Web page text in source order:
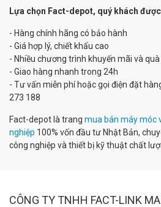
Lựa chọn Fact-depot, quý khách
- Hàng chính hãng có bảo hành
- Giá hợp lý, chiết khấu cao
- Nhiều chương trình khuyến mãi và
- Giao hàng nhanh trong 24h
- Tư vấn miễn phí hoặc gọi điện đặt
273 188
Fact-depot là trang mua bán máy móc
nghiệp 100% vốn đầu tư Nhật Bản,
công nghiệp và thiết bị kỹ thuật chất
CÔNG TY TNHH FACT-LINK